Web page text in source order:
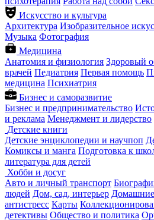
Искусство и культура
Архитектура Изобразительное
Музыка Фотография
Медицина
Анатомия и физиология Здоровый
врачей Педиатрия Первая помощь
медицина Психиатрия
Бизнес и саморазвитие
Бизнес и предпринимательство
и реклама Менеджмент и лидерство
Детские книги
Детские энциклопедии и научпоп
Комиксы и манга Подготовка к
литература для детей
Хобби и досуг
Авто и личный транспорт
людей Дом, сад, интерьер
антистресс Карты
детективы Общество и политика